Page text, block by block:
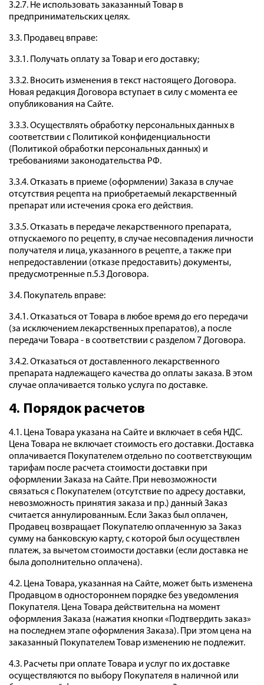
3.2.7. Не использовать заказанный Товар в
предпринимательских целях.
3.3. Продавец вправе:
3.3.1. Получать оплату за Товар и его доставку;
3.3.2. Вносить изменения в текст настоящего Договора.
Новая редакция Договора вступает в силу с момента ее
опубликования на Сайте.
3.3.3. Осуществлять обработку персональных данных в
соответствии с Политикой конфиденциальности
(Политикой обработки персональных данных) и
требованиями законодательства РФ.
3.3.4. Отказать в приеме (оформлении) Заказа в случае
отсутствия рецепта на приобретаемый лекарственный
препарат или истечения срока его действия.
3.3.5. Отказать в передаче лекарственного препарата,
отпускаемого по рецепту, в случае несовпадения личности
получателя и лица, указанного в рецепте, а также при
непредоставлении (отказе предоставить) документы,
предусмотренные п.5.3 Договора.
3.4. Покупатель вправе:
3.4.1. Отказаться от Товара в любое время до его передачи
(за исключением лекарственных препаратов), а после
передачи Товара - в соответствии с разделом 7 Договора.
3.4.2. Отказаться от доставленного лекарственного
препарата надлежащего качества до оплаты заказа. В этом
случае оплачивается только услуга по доставке.
4. Порядок расчетов
4.1. Цена Товара указана на Сайте и включает в себя НДС.
Цена Товара не включает стоимость его доставки. Доставка
оплачивается Покупателем отдельно по соответствующим
тарифам после расчета стоимости доставки при
оформлении Заказа на Сайте. При невозможности
связаться с Покупателем (отсутствие по адресу доставки,
невозможность принятия заказа и пр.) данный Заказ
считается аннулированным. Если Заказ был оплачен,
Продавец возвращает Покупателю оплаченную за Заказ
сумму на банковскую карту, с которой был осуществлен
платеж, за вычетом стоимости доставки (если доставка не
была дополнительно оплачена).
4.2. Цена Товара, указанная на Сайте, может быть изменена
Продавцом в одностороннем порядке без уведомления
Покупателя. Цена Товара действительна на момент
оформления Заказа (нажатия кнопки «Подтвердить заказ»
на последнем этапе оформления Заказа). При этом цена на
заказанный Покупателем Товар изменению не подлежит.
4.3. Расчеты при оплате Товара и услуг по их доставке
осуществляются по выбору Покупателя в наличной или